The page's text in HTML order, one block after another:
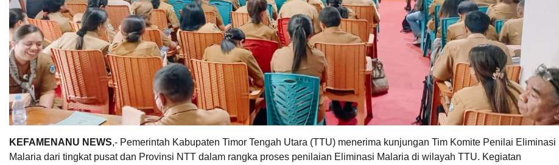
KEFAMENANU NEWS,- Pemerintah Kabupaten Timor Tengah Utara (TTU) menerima kunjungan Tim Komite Penilai Eliminasi
Malaria dari tingkat pusat dan Provinsi NTT dalam rangka proses penilaian Eliminasi Malaria di wilayah TTU. Kegiatan